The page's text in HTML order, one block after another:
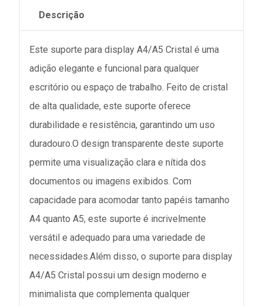
Descrição
Este suporte para display A4/A5 Cristal é uma
adição elegante e funcional para qualquer
escritório ou espaço de trabalho. Feito de cristal
de alta qualidade, este suporte oferece
durabilidade e resistência, garantindo um uso
duradouro.O design transparente deste suporte
permite uma visualização clara e nítida dos
documentos ou imagens exibidos. Com
capacidade para acomodar tanto papéis tamanho
A4 quanto A5, este suporte é incrivelmente
versátil e adequado para uma variedade de
necessidades.Além disso, o suporte para display
A4/A5 Cristal possui um design moderno e
minimalista que complementa qualquer